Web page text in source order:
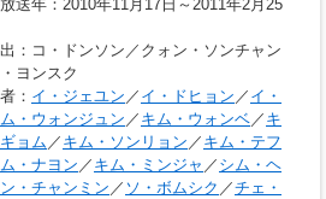
送年 ：2010年11月17日～2011年2月25
：コ・ドンソン／クォン・ソンチャン
・ヨンスク
： イ・ジェユン ／ イ・ドヒョン ／ イ・
・ウォンジュン ／ キム・ウォンベ／ キ
ョム ／ キム・ソンリョン ／ キム・テフ
・ナヨン／ キム・ミンジャ ／ シム・ヘ
・チャンミン ／ ソ・ボムシク ／チェ・